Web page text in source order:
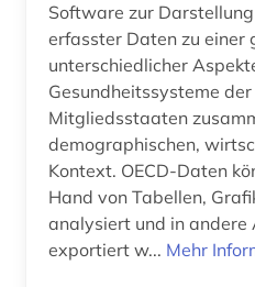
Software zur
erfasster Daten zu einer
unterschiedlicher
Gesundheitssysteme der
Mitgliedsstaaten
demographischen,
Kontext. OECD-Daten
Hand von Tabellen,
analysiert und in andere
exportiert w... Mehr